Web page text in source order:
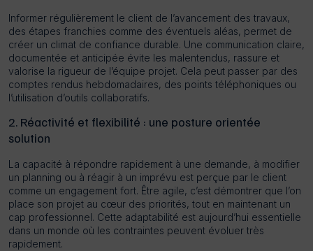
Informer régulièrement le client de l’avancement des travaux,
des étapes franchies comme des éventuels aléas, permet de
créer un climat de confiance durable. Une communication claire,
documentée et anticipée évite les malentendus, rassure et
valorise la rigueur de l’équipe projet. Cela peut passer par des
comptes rendus hebdomadaires, des points téléphoniques ou
l’utilisation d’outils collaboratifs.
2. Réactivité et flexibilité : une posture orientée
solution
La capacité à répondre rapidement à une demande, à modifier
un planning ou à réagir à un imprévu est perçue par le client
comme un engagement fort. Être agile, c’est démontrer que l’on
place son projet au cœur des priorités, tout en maintenant un
cap professionnel. Cette adaptabilité est aujourd’hui essentielle
dans un monde où les contraintes peuvent évoluer très
rapidement.